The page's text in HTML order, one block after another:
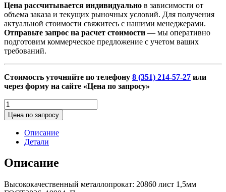
Цена рассчитывается индивидуально в зависимости от
объема заказа и текущих рыночных условий. Для получения
актуальной стоимости свяжитесь с нашими менеджерами.
Отправьте запрос на расчет стоимости — мы оперативно
подготовим коммерческое предложение с учетом ваших
требований.
Стоимость уточняйте по телефону 8 (351) 214-57-27 или
через форму на сайте «Цена по запросу»
Количество
товара
20860
лист
1,5мм
ГОСТ3836,
19904
Цена по запросу
Описание
Детали
Описание
Высококачественный металлопрокат: 20860 лист 1,5мм